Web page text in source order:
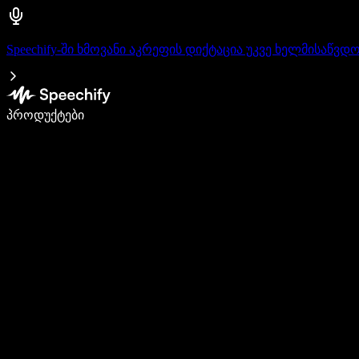
Speechify-ში ხმოვანი აკრეფის დიქტაცია უკვე
პროდუქტები
დაწერე 5-ჯერ სწრაფად ხმით კარნახით